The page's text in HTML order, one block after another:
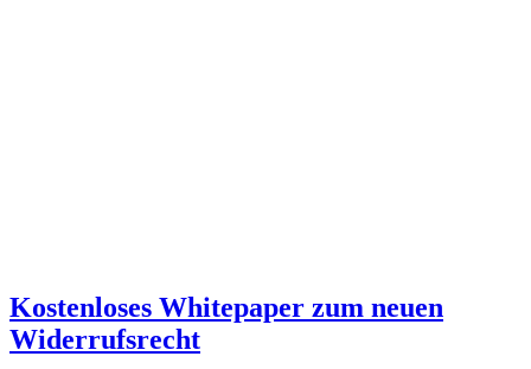
Kostenloses Whitepaper zum neuen
Widerrufsrecht